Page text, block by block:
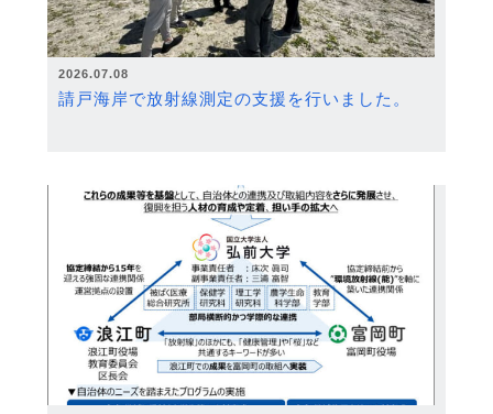
2026.07.08
請戸海岸で放射線測定の支援を行いました。